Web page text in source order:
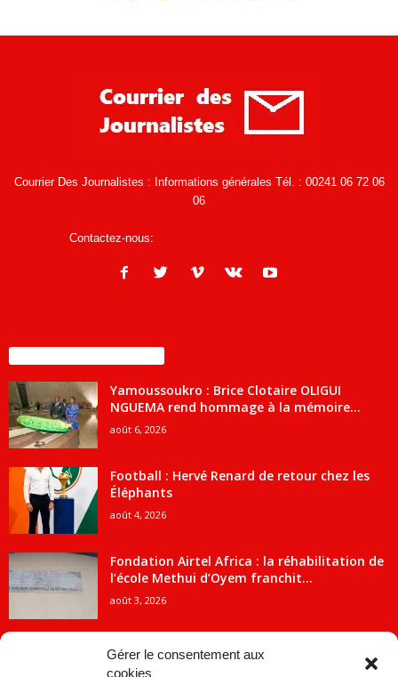
Gérer le consentement aux
cookies
Courrier Des Journalistes : Informations générales Tél. : 00241 06 72 06
06
Contactez-nous:
Yamoussoukro : Brice Clotaire OLIGUI
NGUEMA rend hommage à la mémoire...
août 6, 2026
Football : Hervé Renard de retour chez les
Éléphants
août 4, 2026
Fondation Airtel Africa : la réhabilitation de
l’école Methui d’Oyem franchit...
août 3, 2026